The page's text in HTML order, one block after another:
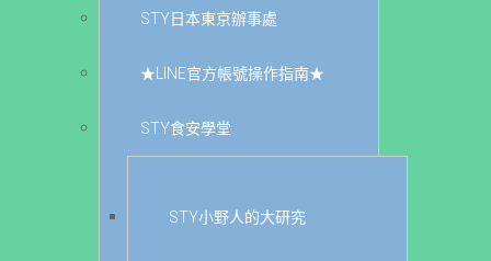
STY日本東京辦事處
★LINE官方帳號操作指南★
STY食安學堂
STY小野人的大研究